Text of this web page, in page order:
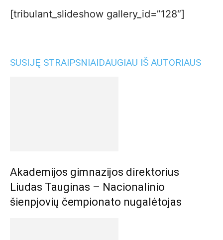
[tribulant_slideshow gallery_id=”128″]
SUSIJĘ STRAIPSNIAIDAUGIAU IŠ AUTORIAUS
Akademijos gimnazijos direktorius
Liudas Tauginas – Nacionalinio
šienpjovių čempionato nugalėtojas